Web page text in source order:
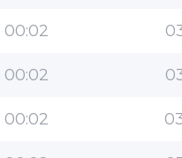
00:02
00:02
00:02